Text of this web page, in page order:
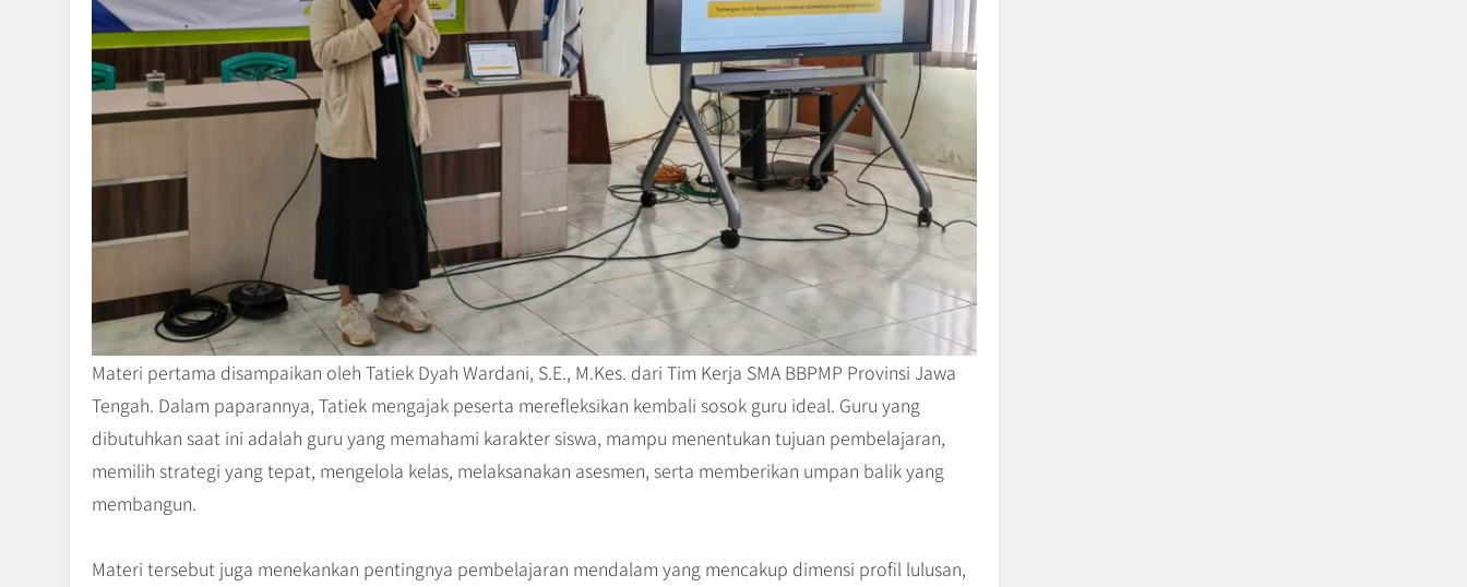
Materi pertama disampaikan oleh Tatiek Dyah Wardani, S.E., M.Kes. dari Tim Kerja SMA BBPMP Provinsi Jawa
Tengah. Dalam paparannya, Tatiek mengajak peserta merefleksikan kembali sosok guru ideal. Guru yang
dibutuhkan saat ini adalah guru yang memahami karakter siswa, mampu menentukan tujuan pembelajaran,
memilih strategi yang tepat, mengelola kelas, melaksanakan asesmen, serta memberikan umpan balik yang
membangun.
Materi tersebut juga menekankan pentingnya pembelajaran mendalam yang mencakup dimensi profil lulusan,